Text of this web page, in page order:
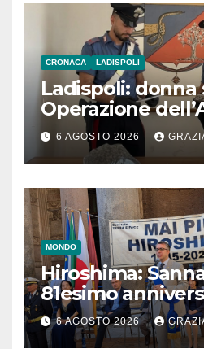
CRONACA LADISPOLI
Ladispoli: donna
Operazione
6 AGOSTO 2026
MONDO
Hiroshima:
81esimo
monito per tutti”
6 AGOSTO 2026